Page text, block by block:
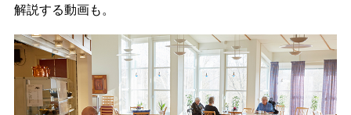
解説する動画も。